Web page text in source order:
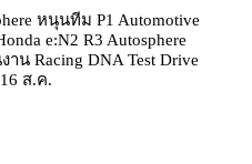
หนุนทีม P1 Automotive
e:N2 R3 Autosphere
าน Racing DNA Test Drive
ส.ค.